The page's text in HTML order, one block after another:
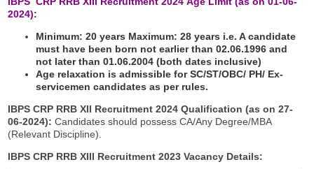
2024):
Minimum: 20 years Maximum: 28 years i.e. A candidate
must have been born not earlier than 02.06.1996 and
not later than 01.06.2004 (both dates inclusive)
Age relaxation is admissible for SC/ST/OBC/ PH/ Ex-
servicemen candidates as per rules.
IBPS CRP RRB XII Recruitment 2024 Qualification (as on 27-
06-2024): Candidates should possess CA/Any Degree/MBA
(Relevant Discipline).
IBPS CRP RRB XIII Recruitment 2023 Vacancy Details: